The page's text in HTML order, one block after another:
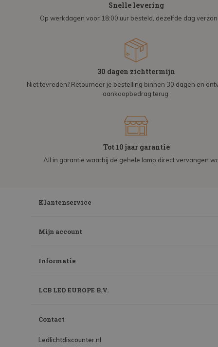
Snelle levering
Op werkdagen voor 18:00 uur besteld, dezelfde dag
30 dagen zichttermijn
Niet tevreden? Retourneer je bestelling binnen 30 dagen en
aankoopbedrag terug.
Tot 10 jaar garantie
All in garantie waarbij de gehele lamp direct vervangen
Klantenservice
Mijn account
Informatie
LCB LED EUROPE B.V.
Contact
Ledlichtdiscounter.nl